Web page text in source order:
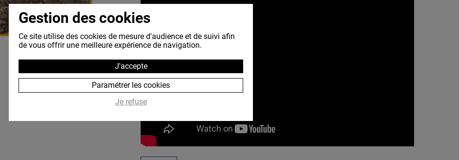
Gestion des cookies
Ce site utilise des cookies de mesure d'audience et de suivi afin
de vous offrir une meilleure expérience de navigation.
J'accepte
Paramétrer les cookies
Je refuse